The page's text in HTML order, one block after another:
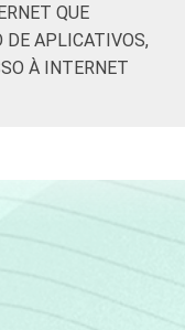
QUE
DE APLICATIVOS,
À INTERNET